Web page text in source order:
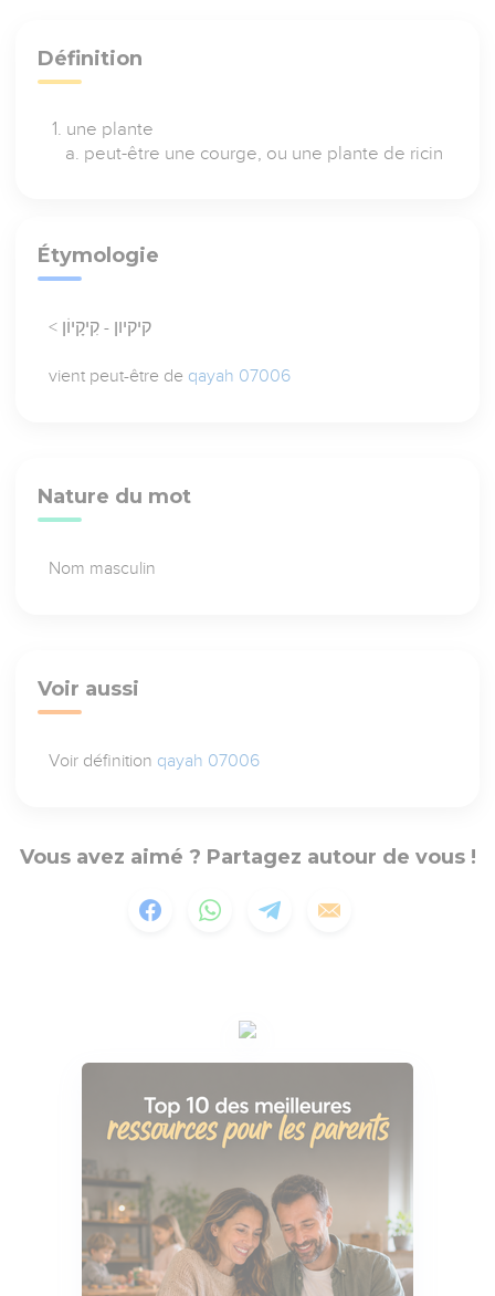
Définition
une plante
peut-être une courge, ou une plante de ricin
Étymologie
< קיקיון - קִיקָיוֹן
vient peut-être de qayah 07006
Nature du mot
Nom masculin
Voir aussi
Voir définition qayah 07006
Vous avez aimé ? Partagez autour de vous !